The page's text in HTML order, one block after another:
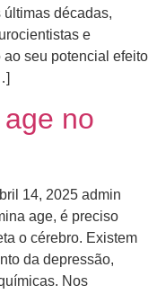
décadas,
e
seu potencial efeito
no
14, 2025 admin
age, é preciso
o cérebro. ​Existem
da depressão,
Nos